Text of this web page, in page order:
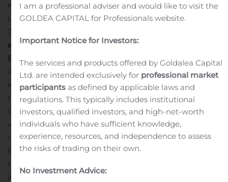
Kemira Oyj
Lehdistötiedote
24.10.2019 klo 8.35
euroja vedenkäsittelykemikaalien tuotantoon Isossa-
Britanniassa
Globaali kemianyhtiö Kemira on
ilmoittanut laajentavansa vedenkäsittelyssä
käytettävien rautasulfaattikemikaalien
tuotantokapasiteettia merkittävästi Ison-Britannian
Goolessa. Päätös investoinnista tehtiin, koska
vedenkäsittelyssä käytettävien saostusaineiden
markkinakysynnän odotetaan kasvavan esimerkiksi
fosforin poistoa koskevan sääntelyn
tiukentuessa.
kustannustehokkain ratkaisu, jolla kerätään ja
I am a professional adviser and would like to visit the
GOLDEA CAPITAL for Professionals website.
Important Notice for Investors:
The services and products offered by Goldalea Capital
Ltd. are intended exclusively for professional market
participants as defined by applicable laws and
regulations. This typically includes institutional
investors, qualified investors, and high-net-worth
individuals who have sufficient knowledge,
experience, resources, and independence to assess
the risks of trading on their own.
No Investment Advice: